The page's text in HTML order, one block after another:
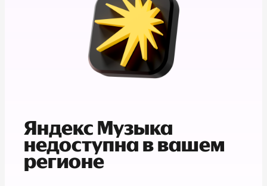
Яндекс Музыка
недоступна в вашем
регионе